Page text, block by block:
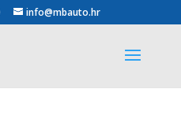
info@mbauto.hr